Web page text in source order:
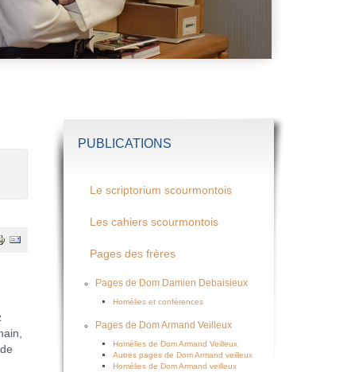
PUBLICATIONS
Le scriptorium scourmontois
Les cahiers scourmontois
Pages des frères
Pages de Dom Damien Debaisieux
Homélies et conférences
Pages de Dom Armand Veilleux
Homélies de Dom Armand Veilleux
Autres pages de Dom Armand veilleux
Homélies de Dom Armand veilleux